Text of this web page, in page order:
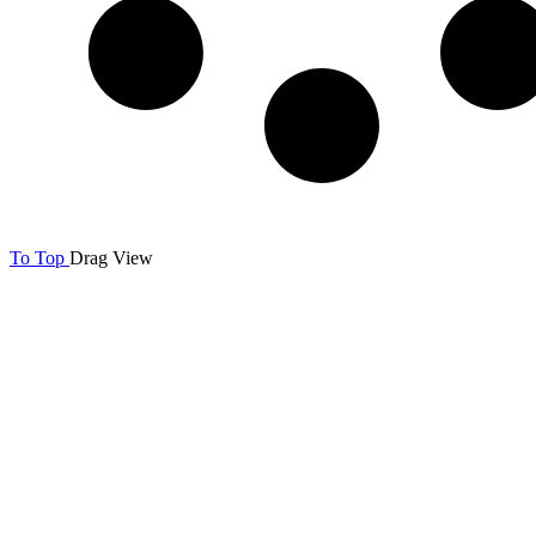
To Top Drag View